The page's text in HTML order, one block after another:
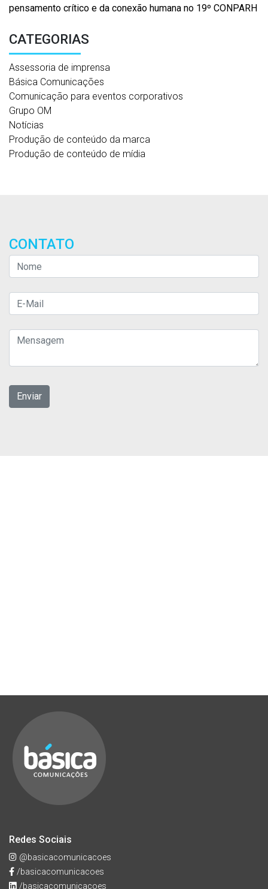
pensamento crítico e da conexão humana no 19º CONPARH
CATEGORIAS
Assessoria de imprensa
Básica Comunicações
Comunicação para eventos corporativos
Grupo OM
Notícias
Produção de conteúdo da marca
Produção de conteúdo de mídia
CONTATO
Redes Sociais
@basicacomunicacoes
/basicacomunicacoes
/basicacomunicacoes